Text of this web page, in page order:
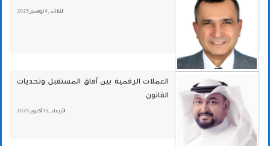
الثلاثاء , 4 نوفمبر 2025
العملات الرقمية بين آفاق المستقبل وتحديات
القانون
الأربعاء , 15 أكتوبر 2025